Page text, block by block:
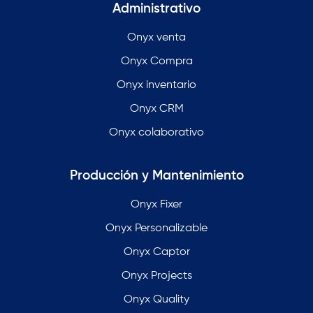
Administrativo
Onyx venta
Onyx Compra
Onyx inventario
Onyx CRM
Onyx colaborativo
Producción y Mantenimiento
Onyx Fixer
Onyx Personalizable
Onyx Captor
Onyx Projects
Onyx Quality